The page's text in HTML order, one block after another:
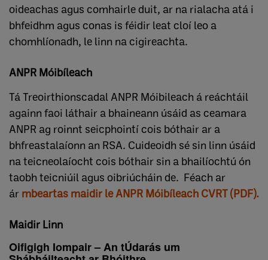
oideachas agus comhairle duit, ar na rialacha atá i
bhfeidhm agus conas is féidir leat cloí leo a
chomhlíonadh, le linn na cigireachta.
ANPR Móibíleach
Tá Treoirthionscadal ANPR Móibileach á reáchtáil
againn faoi láthair a bhaineann úsáid as ceamara
ANPR ag roinnt seicphointí cois bóthair ar a
bhfreastalaíonn an RSA. Cuideoidh sé sin linn úsáid
na teicneolaíocht cois bóthair sin a bhailíochtú ón
taobh teicniúil agus oibriúcháin de. Féach ar
ár mbeartas maidir le ANPR Móibíleach CVRT (PDF).
Maidir Linn
Oifigigh Iompair – An tÚdarás um